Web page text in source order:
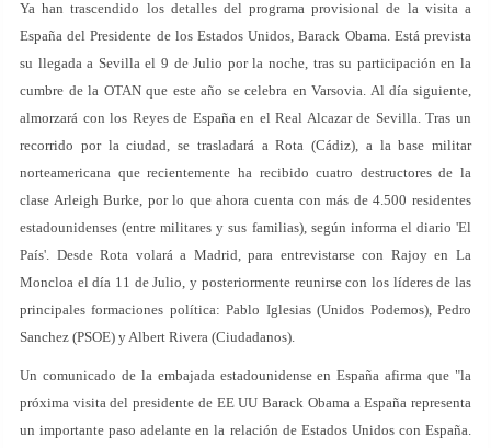
Ya han trascendido los detalles del programa provisional de la visita a
España del Presidente de los Estados Unidos, Barack Obama. Está prevista
su llegada a Sevilla el 9 de Julio por la noche, tras su participación en la
cumbre de la OTAN que este año se celebra en Varsovia. Al día siguiente,
almorzará con los Reyes de España en el Real Alcazar de Sevilla. Tras un
recorrido por la ciudad, se trasladará a Rota (Cádiz), a la base militar
norteamericana que recientemente ha recibido cuatro destructores de la
clase Arleigh Burke, por lo que ahora cuenta con más de 4.500 residentes
estadounidenses (entre militares y sus familias), según informa el diario 'El
País'. Desde Rota volará a Madrid, para entrevistarse con Rajoy en La
Moncloa el día 11 de Julio, y posteriormente reunirse con los líderes de las
principales formaciones política: Pablo Iglesias (Unidos Podemos), Pedro
Sanchez (PSOE) y Albert Rivera (Ciudadanos).
Un comunicado de la embajada estadounidense en España afirma que "la
próxima visita del presidente de EE UU Barack Obama a España representa
un importante paso adelante en la relación de Estados Unidos con España.